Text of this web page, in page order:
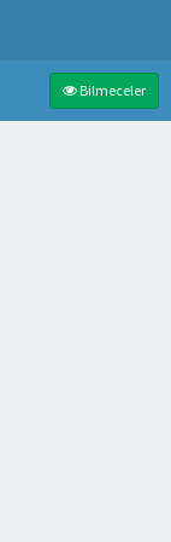
Bilmeceler